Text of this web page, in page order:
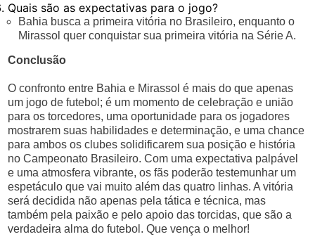
Quais são as expectativas para o jogo?
Bahia busca a primeira vitória no Brasileiro, enquanto o
Mirassol quer conquistar sua primeira vitória na Série A.
Conclusão
O confronto entre Bahia e Mirassol é mais do que apenas
um jogo de futebol; é um momento de celebração e união
para os torcedores, uma oportunidade para os jogadores
mostrarem suas habilidades e determinação, e uma chance
para ambos os clubes solidificarem sua posição e história
no Campeonato Brasileiro. Com uma expectativa palpável
e uma atmosfera vibrante, os fãs poderão testemunhar um
espetáculo que vai muito além das quatro linhas. A vitória
será decidida não apenas pela tática e técnica, mas
também pela paixão e pelo apoio das torcidas, que são a
verdadeira alma do futebol. Que vença o melhor!